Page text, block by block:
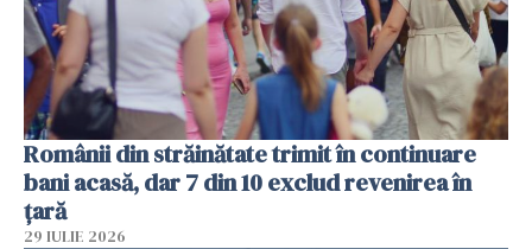
Românii din străinătate trimit în continuare
bani acasă, dar 7 din 10 exclud revenirea în
țară
29 IULIE 2026